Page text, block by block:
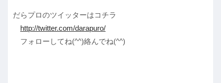
だらプロのツイッターはコチラ
http://twitter.com/darapuro/
フォローしてね(^^)絡んでね(^^)